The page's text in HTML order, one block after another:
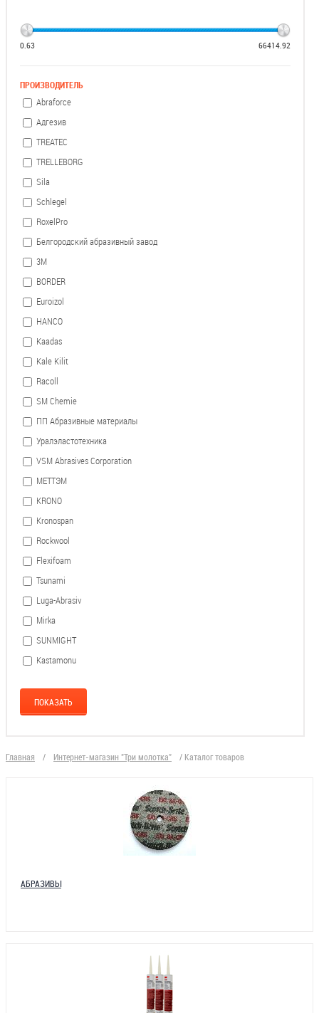
0.63 66414.92
ПРОИЗВОДИТЕЛЬ
Abraforce
Адгезив
TREATEC
TRELLEBORG
Sila
Schlegel
RoxelPro
Белгородский абразивный завод
3М
BORDER
Euroizol
HANCO
Kaadas
Kale Kilit
Racoll
SM Chemie
ПП Абразивные материалы
Уралэластотехника
VSM Abrasives Corporation
МЕТТЭМ
KRONO
Kronospan
Rockwool
Flexifoam
Tsunami
Luga-Abrasiv
Mirka
SUNMIGHT
Kastamonu
Главная / Интернет-магазин "Три молотка" / Каталог товаров
АБРАЗИВЫ